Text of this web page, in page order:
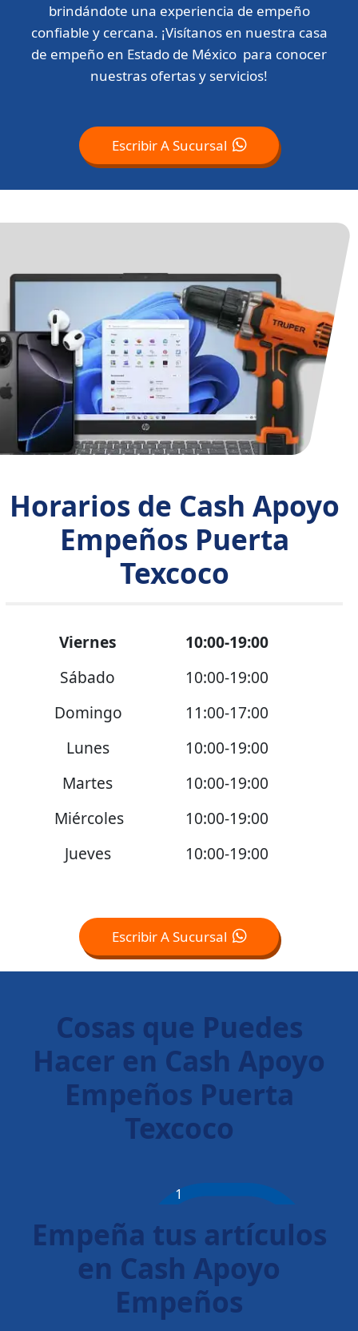
brindándote una experiencia de empeño
confiable y cercana. ¡Visítanos en nuestra casa
de empeño en Estado de México para conocer
nuestras ofertas y servicios!
Escribir A Sucursal
Horarios de Cash Apoyo
Empeños Puerta
Texcoco
Viernes
10:00-19:00
Sábado
10:00-19:00
Domingo
11:00-17:00
Lunes
10:00-19:00
Martes
10:00-19:00
Miércoles
10:00-19:00
Jueves
10:00-19:00
Escribir A Sucursal
Cosas que Puedes
Hacer en Cash Apoyo
Empeños Puerta
Texcoco
1
Empeña tus artículos
en Cash Apoyo
Empeños